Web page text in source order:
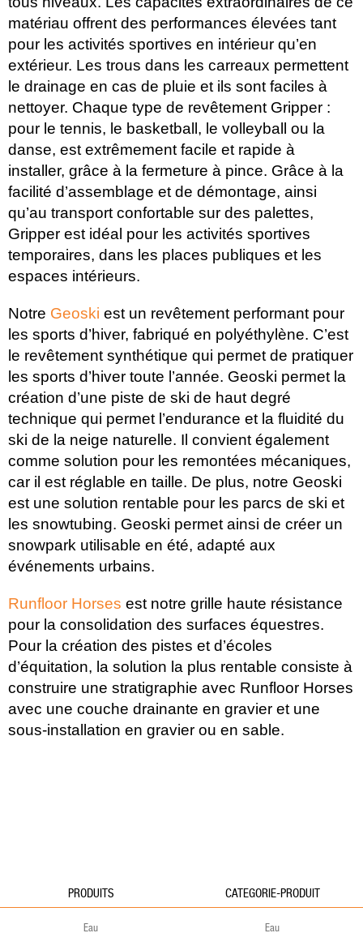
matériau offrent des performances élevées tant
pour les activités sportives en intérieur qu’en
extérieur. Les trous dans les carreaux permettent
le drainage en cas de pluie et ils sont faciles à
nettoyer. Chaque type de revêtement Gripper :
pour le tennis, le basketball, le volleyball ou la
danse, est extrêmement facile et rapide à
installer, grâce à la fermeture à pince. Grâce à la
facilité d’assemblage et de démontage, ainsi
qu’au transport confortable sur des palettes,
Gripper est idéal pour les activités sportives
temporaires, dans les places publiques et les
espaces intérieurs.
Notre Geoski est un revêtement performant pour
les sports d’hiver, fabriqué en polyéthylène. C’est
le revêtement synthétique qui permet de pratiquer
les sports d’hiver toute l’année. Geoski permet la
création d’une piste de ski de haut degré
technique qui permet l’endurance et la fluidité du
ski de la neige naturelle. Il convient également
comme solution pour les remontées mécaniques,
car il est réglable en taille. De plus, notre Geoski
est une solution rentable pour les parcs de ski et
les snowtubing. Geoski permet ainsi de créer un
snowpark utilisable en été, adapté aux
événements urbains.
Runfloor Horses est notre grille haute résistance
pour la consolidation des surfaces équestres.
Pour la création des pistes et d’écoles
d’équitation, la solution la plus rentable consiste à
construire une stratigraphie avec Runfloor Horses
avec une couche drainante en gravier et une
sous-installation en gravier ou en sable.
PRODUITS
Eau
CATEGORIE-PRODUIT
Eau